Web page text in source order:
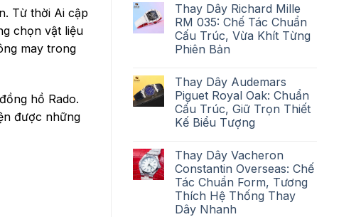
Từ thời Ai cập
chọn vật liệu
may trong
hồ Rado.
được những
Thay Dây Richard Mille
RM 035: Chế Tác Chuẩn
Cấu Trúc, Vừa Khít Từng
Phiên Bản
Thay Dây Audemars
Piguet Royal Oak: Chuẩn
Cấu Trúc, Giữ Trọn Thiết
Kế Biểu Tượng
Thay Dây Vacheron
Constantin Overseas: Chế
Tác Chuẩn Form, Tương
Thích Hệ Thống Thay
Dây Nhanh